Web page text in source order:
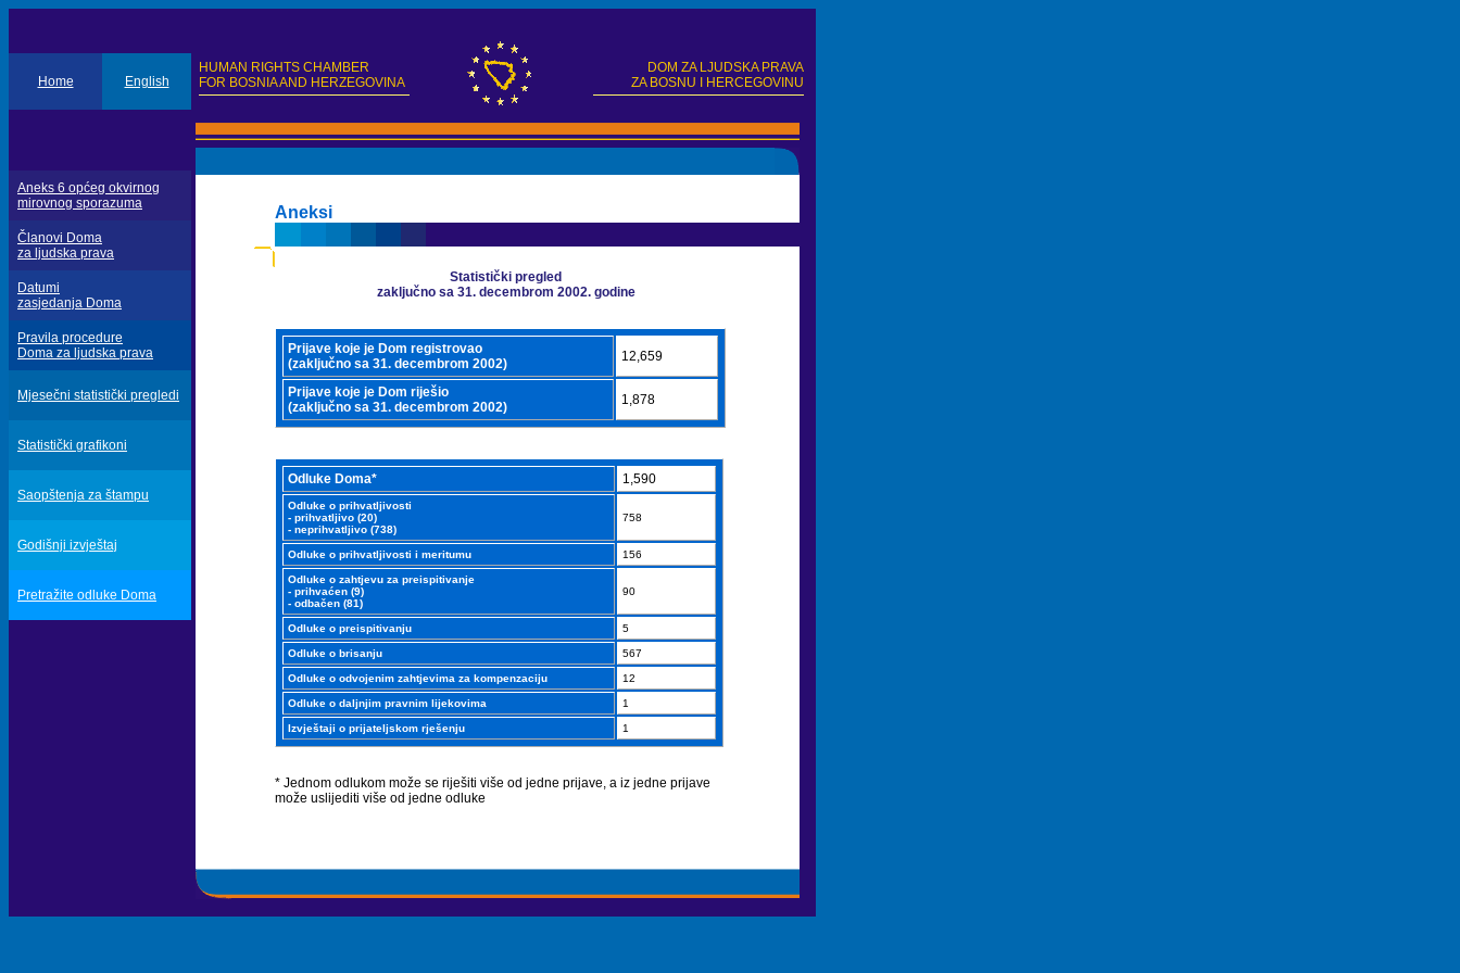
HUMAN RIGHTS CHAMBER
DOM ZA LJUDSKA PRAVA
FOR BOSNIA AND HERZEGOVINA
ZA BOSNU I HERCEGOVINU
Home English
Aneks 6 općeg okvirnog
mirovnog sporazuma
Članovi Doma
za ljudska prava
Datumi
zasjedanja Doma
Pravila procedure
Doma za ljudska prava
Mjesečni statistički pregledi
Statistički grafikoni
Saopštenja za štampu
Godišnji izvještaj
Pretražite odluke Doma
Aneksi
Statistički pregled
zaključno sa 31. decembrom 2002. godine
Prijave koje je Dom registrovao
(zaključno sa 31. decembrom 2002)
12,659
Prijave koje je Dom riješio
(zaključno sa 31. decembrom 2002)
1,878
Odluke Doma* 1,590
Odluke o prihvatljivosti
- prihvatljivo (20)
- neprihvatljivo (738)
758
Odluke o prihvatljivosti i meritumu 156
Odluke o zahtjevu za preispitivanje
- prihvaćen (9)
- odbačen (81)
90
Odluke o preispitivanju 5
Odluke o brisanju 567
Odluke o odvojenim zahtjevima za kompenzaciju 12
Odluke o daljnjim pravnim lijekovima 1
Izvještaji o prijateljskom rješenju 1
* Jednom odlukom može se riješiti više od jedne prijave, a iz jedne prijave
može uslijediti više od jedne odluke